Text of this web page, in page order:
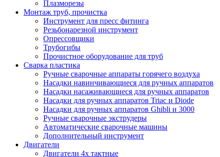
Плазморезы
Монтаж труб, прочистка
Инструмент для пресс фитинга
Резьбонарезной инструмент
Опрессовщики
Трубогибы
Прочистное оборудование для труб
Сварка пластика
Ручные сварочные аппараты горячего воздуха
Насадки навинчивающиеся для ручных аппаратов
Насадки насаживающиеся для ручных аппаратов
Насадки для ручных аппаратов Triac и Diode
Насадки для ручных аппаратов Ghibli и 3000
Ручные сварочные экструдеры
Автоматические сварочные машины
Дополнительный инструмент
Двигатели
Двигатели 4х тактные